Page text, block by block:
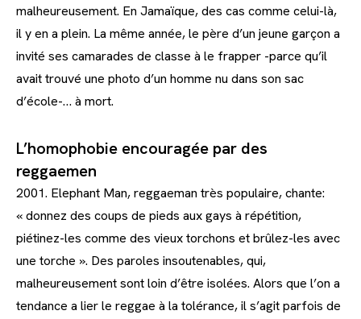
malheureusement. En Jamaïque, des cas comme celui-là,
il y en a plein. La même année, le père d’un jeune garçon a
invité ses camarades de classe à le frapper -parce qu’il
avait trouvé une photo d’un homme nu dans son sac
d’école-… à mort.
L’homophobie encouragée par des
reggaemen
2001. Elephant Man, reggaeman très populaire, chante:
« donnez des coups de pieds aux gays à répétition,
piétinez-les comme des vieux torchons et brûlez-les avec
une torche ». Des paroles insoutenables, qui,
malheureusement sont loin d’être isolées. Alors que l’on a
tendance a lier le reggae à la tolérance, il s’agit parfois de